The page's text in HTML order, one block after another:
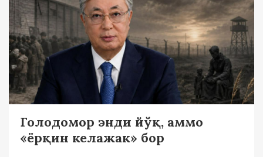
Голодомор энди йўқ, аммо
«ёрқин келажак» бор